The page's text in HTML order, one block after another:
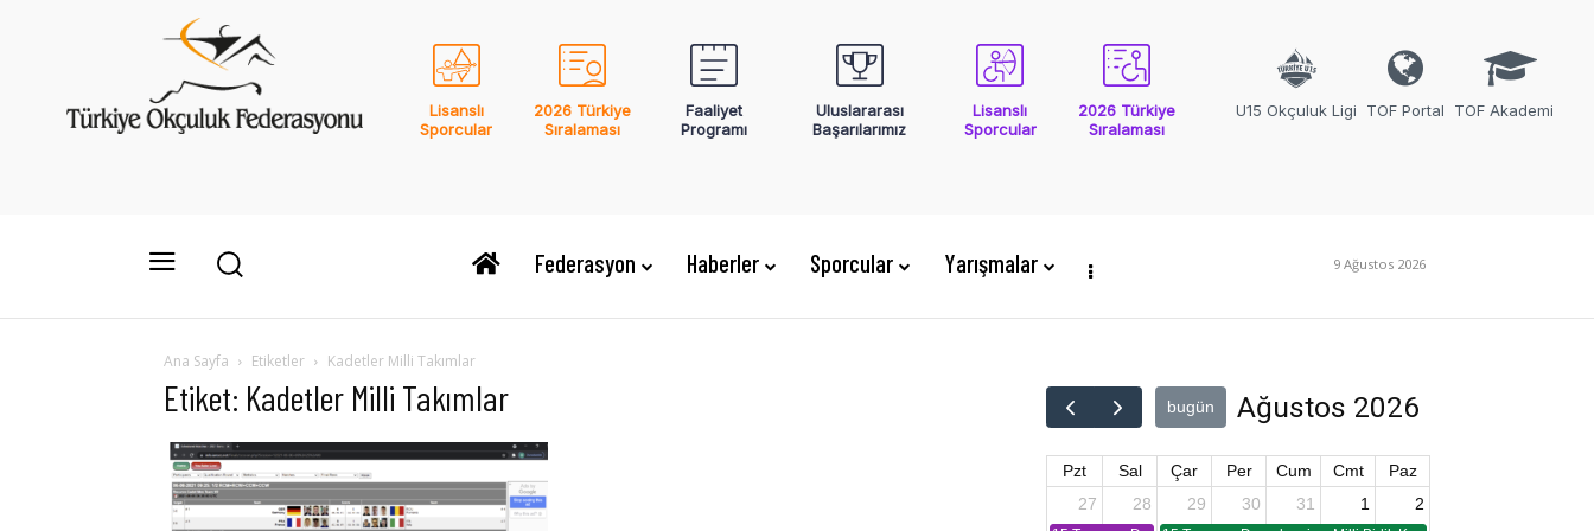
Lisanslı
Sporcular
2026 Türkiye
Sıralaması
Faaliyet
Programı
Uluslararası
Başarılarımız
Lisanslı
Sporcular
2026 Türkiye
Sıralaması
U15 Okçuluk Ligi TOF Portal TOF Akademi
Federasyon Haberler Sporcular Yarışmalar 9 Ağustos 2026
Ana Sayfa Etiketler Kadetler Milli Takımlar
Etiket: Kadetler Milli Takımlar bugün Ağustos 2026
Pzt Sal Çar Per Cum Cmt
Paz
27
28 29 30 31 1 2